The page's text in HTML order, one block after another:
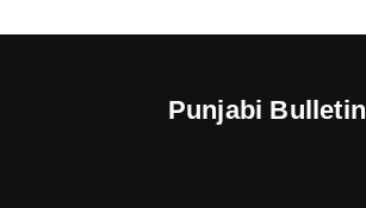
Punjabi Bulletin